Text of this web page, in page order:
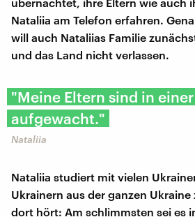
Nataliia am Telefon erfahren.
will auch Nataliias Familie
und das Land nicht verlassen.
"Meine Eltern sind in
aufgewacht."
Nataliia
Nataliia studiert mit vielen
Ukrainern aus der ganzen Ukraine
dort hört: Am schlimmsten sei es